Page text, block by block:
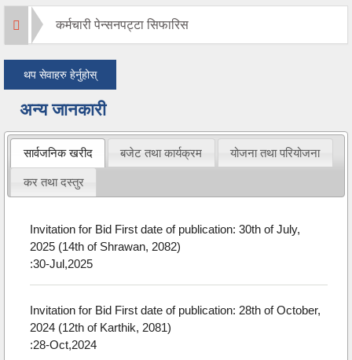
कर्मचारी पेन्सनपट्टा सिफारिस
थप सेवाहरु हेर्नुहोस्
अन्य जानकारी
सार्वजनिक खरीद बजेट तथा कार्यक्रम योजना तथा परियोजना
कर तथा दस्तुर
Invitation for Bid First date of publication: 30th of July,
2025 (14th of Shrawan, 2082)
:30-Jul,2025
Invitation for Bid First date of publication: 28th of October,
2024 (12th of Karthik, 2081)
:28-Oct,2024